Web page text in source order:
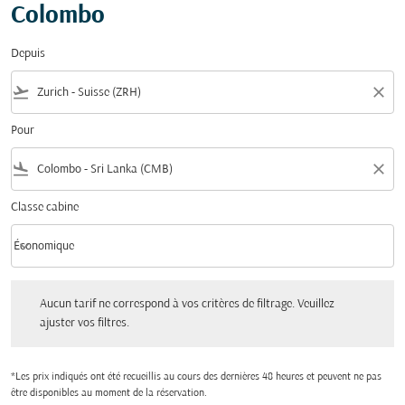
Colombo
Depuis
flight_takeoff close
Pour
flight_land close
Classe cabine
Classe cabine option Économique Selected
Économique
keyboard_arrow_down
Aucun tarif ne correspond à vos critères de filtrage. Veuillez
ajuster vos filtres.
*Les prix indiqués ont été recueillis au cours des dernières 48 heures et peuvent ne pas
être disponibles au moment de la réservation.